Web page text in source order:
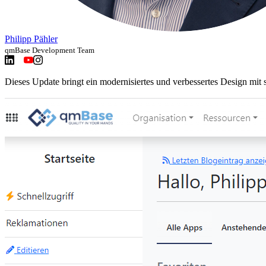
Philipp Pähler
qmBase Development Team
Dieses Update bringt ein modernisiertes und verbessertes Design mit